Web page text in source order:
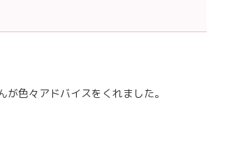
色々アドバイスをくれました。